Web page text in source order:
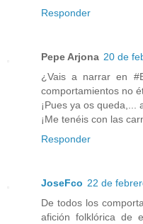
Responder
Pepe Arjona 20 de
¿Vais a narrar en
comportamientos no
¡Pues ya os queda,...
¡Me tenéis con las
Responder
JoseFco 22 de
De todos los
afición folklórica de